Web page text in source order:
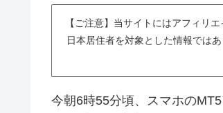
【ご注意】当サイトにはアフィリ
日本居住者を対象とした情報では
今朝6時55分頃、スマホの